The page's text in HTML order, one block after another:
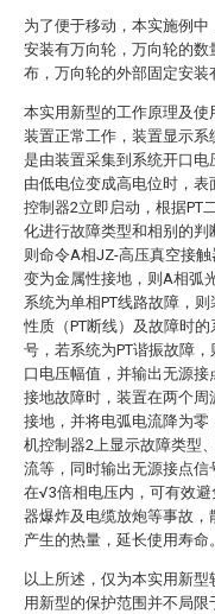
为了便于移动，本实施例
安装有万向轮，万向轮的
布，万向轮的外部固定安装
本实用新型的工作原理及
装置正常工作，装置显示
是由装置采集到系统开口
由低电位变成高电位时，
控制器2立即启动，根据PT
化进行故障类型和相别的判
则命令A相JZ-高压真空接
变为金属性接地，则A相弧
系统为单相PT线路故障，
性质（PT断线）及故障时
号，若系统为PT谐振故障
口电压幅值，并输出无源
接地故障时，装置在两个
接地，并将电弧电流降为零
机控制器2上显示故障类型
流等，同时输出无源接点信
在√3倍相电压内，可有效
器爆炸及电缆放炮等事故
产生的热量，延长使用寿命。
以上所述，仅为本实用新
用新型的保护范围并不局